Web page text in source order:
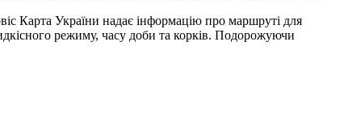
Карта України надає інформацію про маршруті для
режиму, часу доби та корків. Подорожуючи